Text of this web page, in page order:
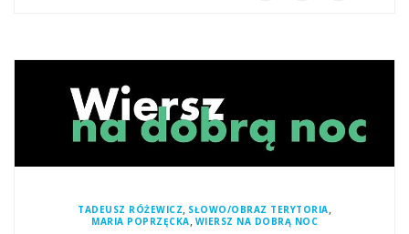
TADEUSZ RÓŻEWICZ, SŁOWO/OBRAZ TERYTORIA,
MARIA POPRZĘCKA, WIERSZ NA DOBRĄ NOC